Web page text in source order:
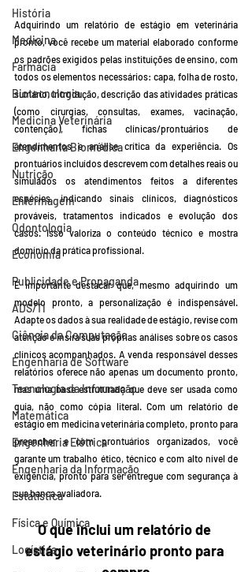
História
Medicina
Farmácia
Biotecnologia
Medicina Veterinária
Engenharia Biomédica
Nutrição
Enfermagem
Odontologia
Economia
Publicidade e Propaganda
ADS/TI
Ciência da Computação
Engenharia de Software
Tecnologia da Informação
Matemática
Engenharia Elétrica
Engenharia da Informação
Estatística
Física e Química
Logística
Adquirindo um relatório de estágio em veterinária
pronto, você recebe um material elaborado conforme
os padrões exigidos pelas instituições de ensino, com
todos os elementos necessários: capa, folha de rosto,
sumário, introdução, descrição das atividades práticas
(como cirurgias, consultas, exames, vacinação,
contenção), fichas clínicas/prontuários de
atendimentos e análise crítica da experiência. Os
prontuários incluídos descrevem com detalhes reais ou
simulados os atendimentos feitos a diferentes
espécies, indicando sinais clínicos, diagnósticos
prováveis, tratamentos indicados e evolução dos
casos. Isso valoriza o conteúdo técnico e mostra
domínio da prática profissional.
É importante destacar que, mesmo adquirindo um
modelo pronto, a personalização é indispensável.
Adapte os dados à sua realidade de estágio, revise com
atenção e insira suas próprias análises sobre os casos
clínicos acompanhados. A venda responsável desses
relatórios oferece não apenas um documento pronto,
mas uma base estruturada que deve ser usada como
guia, não como cópia literal. Com um relatório de
estágio em medicina veterinária completo, pronto para
preencher e com prontuários organizados, você
garante um trabalho ético, técnico e com alto nível de
exigência, pronto para ser entregue com segurança à
sua banca avaliadora.
O que inclui um relatório de
estágio veterinário pronto para